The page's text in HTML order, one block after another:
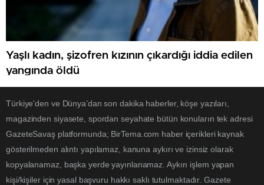
Yaşlı kadın, şizofren kızının çıkardığı iddia edilen
yangında öldü
Türkiye'den ve Dünya’dan son dakika haberler, köşe yazıları,
magazinden siyasete, spordan seyahate bütün konuların tek adresi
GazeteSavaş platformunda; BirTema.com haber içerikleri kaynak
gösterilmeden alıntı yapılamaz, kanuna aykırı ve izinsiz olarak
kopyalanamaz, başka yerde yayınlanamaz. Aykırı işlem yapan
kişi/kişiler için yasal başvuru hakkı saklı tutulmaktadır. Gazete